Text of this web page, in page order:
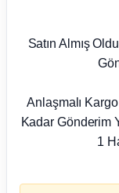
Satın Almış
Anlaşmalı
Kadar Gönderim
1